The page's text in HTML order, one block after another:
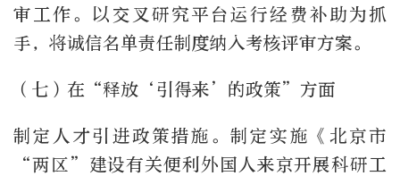
审工作。以交叉研究平台运行经费补助为抓
手，将诚信名单责任制度纳入考核评审方案。
（七）在“释放‘引得来’的政策”方面
制定人才引进政策措施。制定实施《北京市
“两区”建设有关便利外国人来京开展科研工